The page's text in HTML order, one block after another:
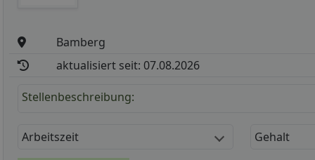
Bamberg
aktualisiert seit: 07.08.2026
Stellenbeschreibung:
Arbeitszeit Gehalt